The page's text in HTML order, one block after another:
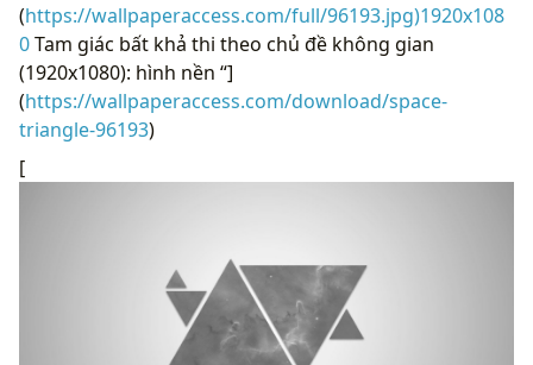
(https://wallpaperaccess.com/full/96193.jpg)1920x108
0Tam giác bất khả thi theo chủ đề không gian
(1920x1080): hình nền “]
(https://wallpaperaccess.com/download/space-
triangle-96193)
[